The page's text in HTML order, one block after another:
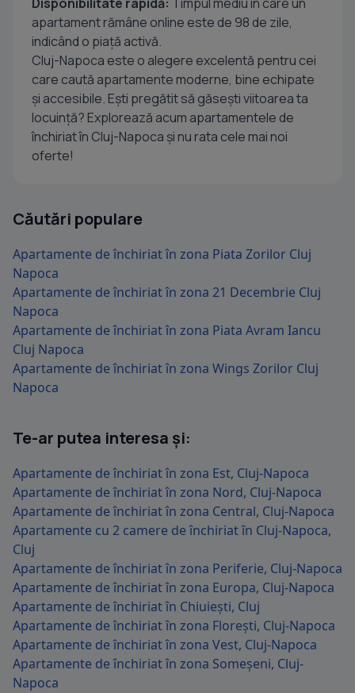
apartament rămâne online este de 98 de zile,
indicând o piață activă.
Cluj-Napoca este o alegere excelentă pentru cei
care caută apartamente moderne, bine echipate
și accesibile. Ești pregătit să găsești viitoarea ta
locuință? Explorează acum apartamentele de
închiriat în Cluj-Napoca și nu rata cele mai noi
oferte!
Căutări populare
Apartamente de închiriat în zona Piata Zorilor Cluj
Napoca
Apartamente de închiriat în zona 21 Decembrie Cluj
Napoca
Apartamente de închiriat în zona Piata Avram Iancu
Cluj Napoca
Apartamente de închiriat în zona Wings Zorilor Cluj
Napoca
Te-ar putea interesa și:
Apartamente de închiriat în zona Est, Cluj-Napoca
Apartamente de închiriat în zona Nord, Cluj-Napoca
Apartamente de închiriat în zona Central, Cluj-Napoca
Apartamente cu 2 camere de închiriat în Cluj-Napoca,
Cluj
Apartamente de închiriat în zona Periferie, Cluj-Napoca
Apartamente de închiriat în zona Europa, Cluj-Napoca
Apartamente de închiriat în Chiuiești, Cluj
Apartamente de închiriat în zona Florești, Cluj-Napoca
Apartamente de închiriat în zona Vest, Cluj-Napoca
Apartamente de închiriat în zona Someșeni, Cluj-
Napoca